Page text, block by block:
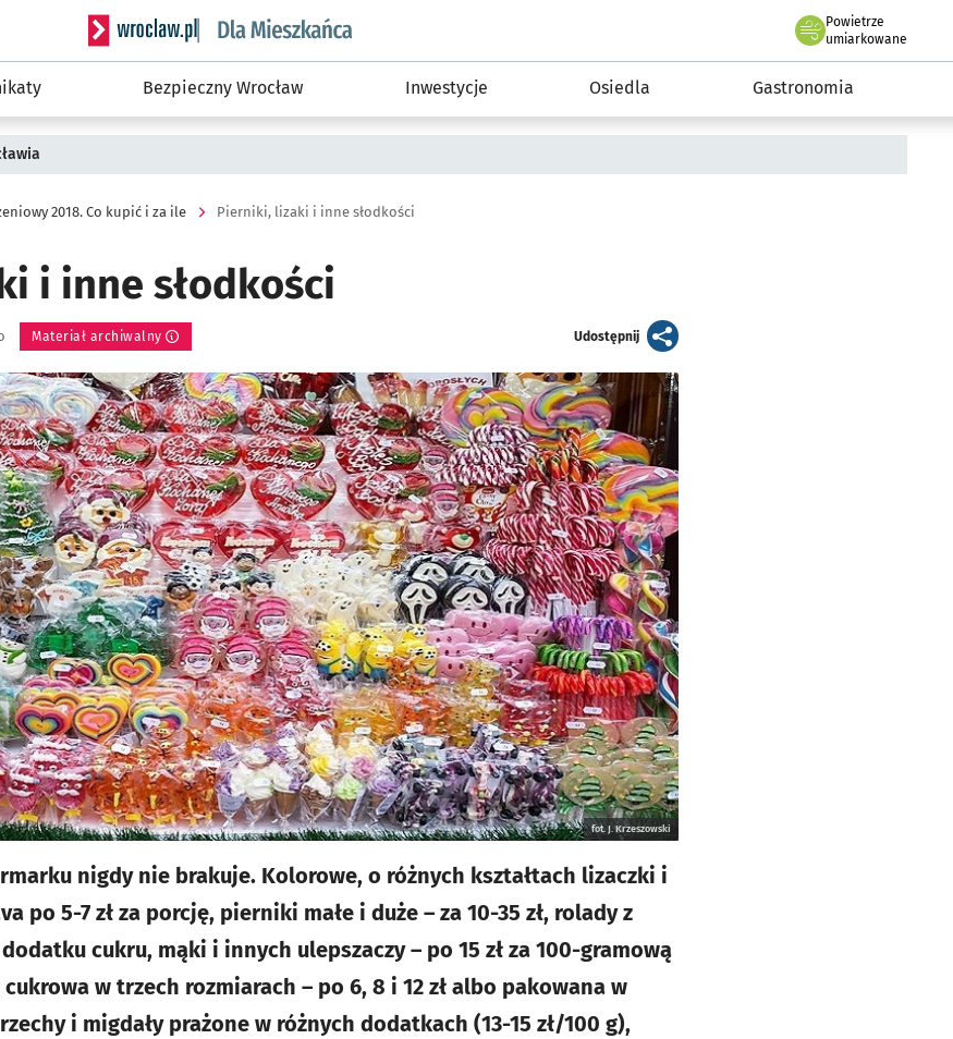
Serwis informacyjny wroclaw.pl podserwis: Dla mieszkańca
Powietrze
we Wrocławiu
umiarkowane
Bezpieczny Wrocław Inwestycje Osiedla Gastronomia
2018. Co kupić i za ile Pierniki, lizaki i inne słodkości
i inne słodkości
Materiał archiwalny Udostępnijartykuł
fot. J. Krzeszowski
nigdy nie brakuje. Kolorowe, o różnych kształtach lizaczki i
po 5-7 zł za porcję, pierniki małe i duże – za 10-35 zł, rolady z
cukru, mąki i innych ulepszaczy – po 15 zł za 100-gramową
w trzech rozmiarach – po 6, 8 i 12 zł albo pakowana w
i migdały prażone w różnych dodatkach (13-15 zł/100 g),